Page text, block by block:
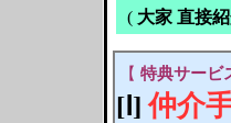
( 大家 直接
【 特典サービ
[Ⅰ] 仲介